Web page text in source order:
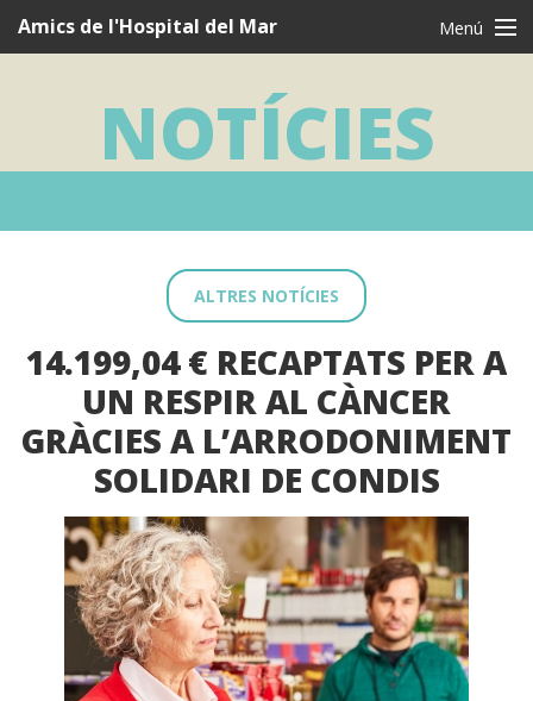
Navegació
principal
Amics de l'Hospital del Mar Menú
Què fem
Vull ser AMIC
Notícies
Contacte
NOTÍCIES
ALTRES NOTÍCIES
14.199,04 € RECAPTATS PER A
UN RESPIR AL CÀNCER
GRÀCIES A L’ARRODONIMENT
SOLIDARI DE CONDIS